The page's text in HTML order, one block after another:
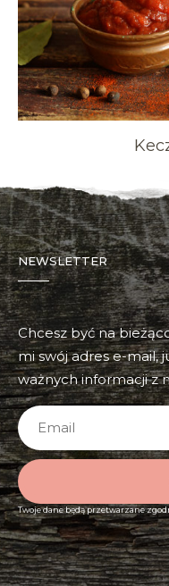
NEWSLETTER
Chcesz być na
mi swój adres e-mail,
ważnych informacji z
Twoje dane będą przetwarzane